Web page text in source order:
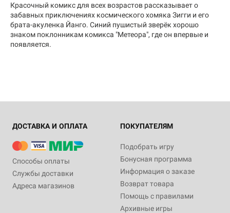
Красочный комикс для всех возрастов рассказывает о
забавных приключениях космического хомяка Зигги и его
брата-акуленка Йанго. Синий пушистый зверёк хорошо
знаком поклонникам комикса "Метеора", где он впервые и
появляется.
ДОСТАВКА И ОПЛАТА
Способы оплаты
Службы доставки
Адреса магазинов
ПОКУПАТЕЛЯМ
Подобрать игру
Бонусная программа
Информация о заказе
Возврат товара
Помощь с правилами
Архивные игры